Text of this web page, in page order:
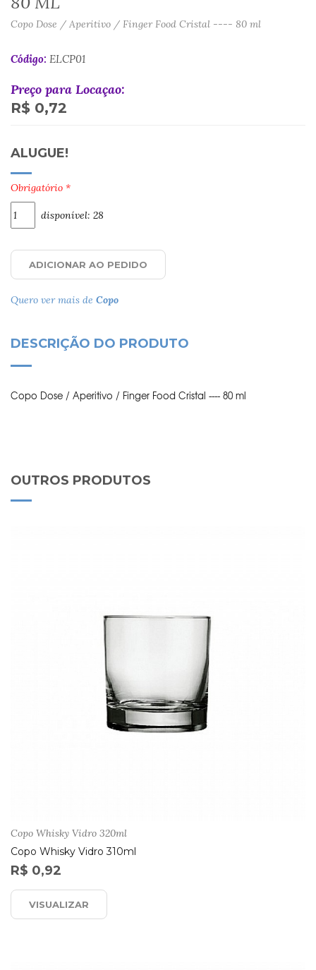
Copo Dose / Aperitivo / Finger Food Cristal ---- 80 ml
Código: ELCP01
Preço para Locaçao:
R$ 0,72
ALUGUE!
Obrigatório *
disponível: 28
ADICIONAR AO PEDIDO
Quero ver mais de Copo
DESCRIÇÃO DO PRODUTO
Copo Dose / Aperitivo / Finger Food Cristal ---- 80 ml
OUTROS PRODUTOS
Copo Whisky Vidro 320ml
Copo Whisky Vidro 310ml
R$ 0,92
VISUALIZAR